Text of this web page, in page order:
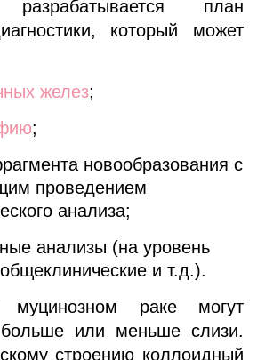
разрабатывается план
который может
желез;
;
новообразования с
проведением
анализа;
анализы (на уровень
и т.д.).
раке могут
больше или меньше слизи.
строению коллоидный